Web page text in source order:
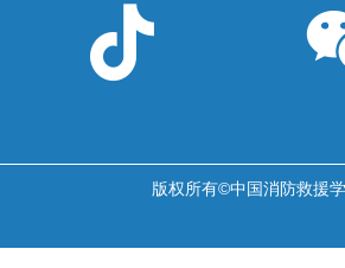

版权所有©中国消防救援